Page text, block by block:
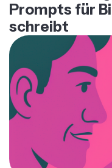
Prompts für
schreibt